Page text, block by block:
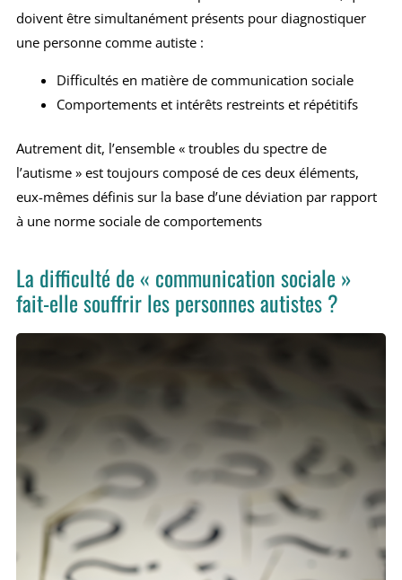
doivent être simultanément présents pour diagnostiquer
une personne comme autiste :
Difficultés en matière de communication sociale
Comportements et intérêts restreints et répétitifs
Autrement dit, l’ensemble « troubles du spectre de
l’autisme » est toujours composé de ces deux éléments,
eux-mêmes définis sur la base d’une déviation par rapport
à une norme sociale de comportements
La difficulté de « communication sociale »
fait-elle souffrir les personnes autistes ?